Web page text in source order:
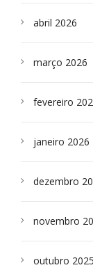
abril 2026
março 2026
fevereiro
janeiro 2026
dezembro
novembro
outubro 2025